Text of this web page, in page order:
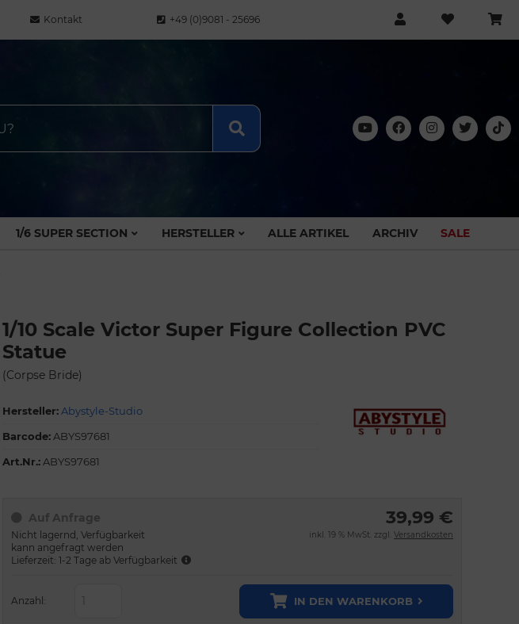
Kontakt +49 (0)9081 - 25696
1/6 SUPER SECTION HERSTELLER ALLE ARTIKEL ARCHIV SALE
1/10 Scale Victor Super Figure Collection PVC
Statue
(Corpse Bride)
Hersteller: Abystyle-Studio
Barcode: ABYS97681
Art.Nr.: ABYS97681
Auf Anfrage
Nicht lagernd, Verfügbarkeit
kann angefragt werden
Lieferzeit: 1-2 Tage ab Verfügbarkeit
39,99 €
inkl. 19 % MwSt. zzgl. Versandkosten
Anzahl: IN DEN WARENKORB